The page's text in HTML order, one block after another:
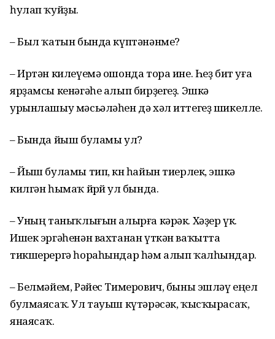
һулап ҡуйҙы.
– Был ҡатын бында күптәнәнме?
– Иртән килеүемә ошонда тора ине. Һеҙ бит уға
ярҙамсы кенәгәһе алып бирҙегеҙ. Эшкә
урынлашыу мәсьәләһен дә хәл иттегеҙ шикелле.
– Бында йыш буламы ул?
– Йыш буламы тип, көн һайын тиерлек, эшкә
килгән һымаҡ йөрөй ул бында.
– Уның таныҡлығын алырға кәрәк. Хәҙер үк.
Ишек эргәһенән вахтанан үткән ваҡытта
тикшерергә һораһындар һәм алып ҡалһындар.
– Белмәйем, Рәйес Тимерович, быны эшләү еңел
булмаясаҡ. Ул тауыш күтәрәсәк, ҡысҡырасаҡ,
янаясаҡ.